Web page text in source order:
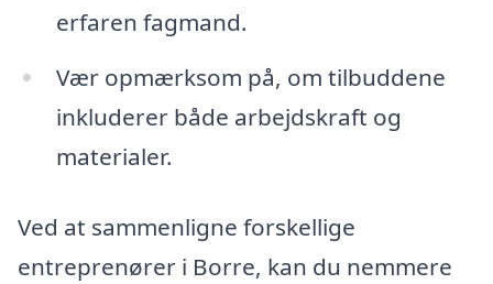
erfaren fagmand.
Vær opmærksom på, om tilbuddene
inkluderer både arbejdskraft og
materialer.
Ved at sammenligne forskellige
entreprenører i Borre, kan du nemmere